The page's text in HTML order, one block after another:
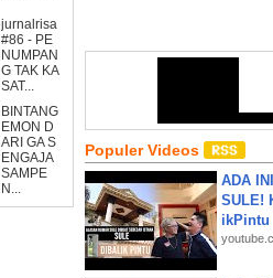
jurnalrisa
#86 - PE
NUMPAN
G TAK KA
SAT...
BINTANG
EMON D
ARI GA S
ENGAJA
SAMPE
N...
Populer Videos
ADA
SULE!
ikPintu